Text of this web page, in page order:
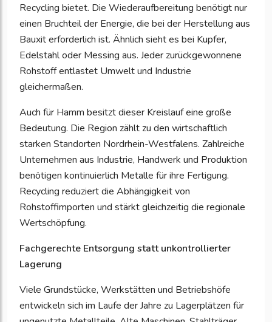
Recycling bietet. Die Wiederaufbereitung benötigt nur
einen Bruchteil der Energie, die bei der Herstellung aus
Bauxit erforderlich ist. Ähnlich sieht es bei Kupfer,
Edelstahl oder Messing aus. Jeder zurückgewonnene
Rohstoff entlastet Umwelt und Industrie
gleichermaßen.
Auch für Hamm besitzt dieser Kreislauf eine große
Bedeutung. Die Region zählt zu den wirtschaftlich
starken Standorten Nordrhein-Westfalens. Zahlreiche
Unternehmen aus Industrie, Handwerk und Produktion
benötigen kontinuierlich Metalle für ihre Fertigung.
Recycling reduziert die Abhängigkeit von
Rohstoffimporten und stärkt gleichzeitig die regionale
Wertschöpfung.
Fachgerechte Entsorgung statt unkontrollierter
Lagerung
Viele Grundstücke, Werkstätten und Betriebshöfe
entwickeln sich im Laufe der Jahre zu Lagerplätzen für